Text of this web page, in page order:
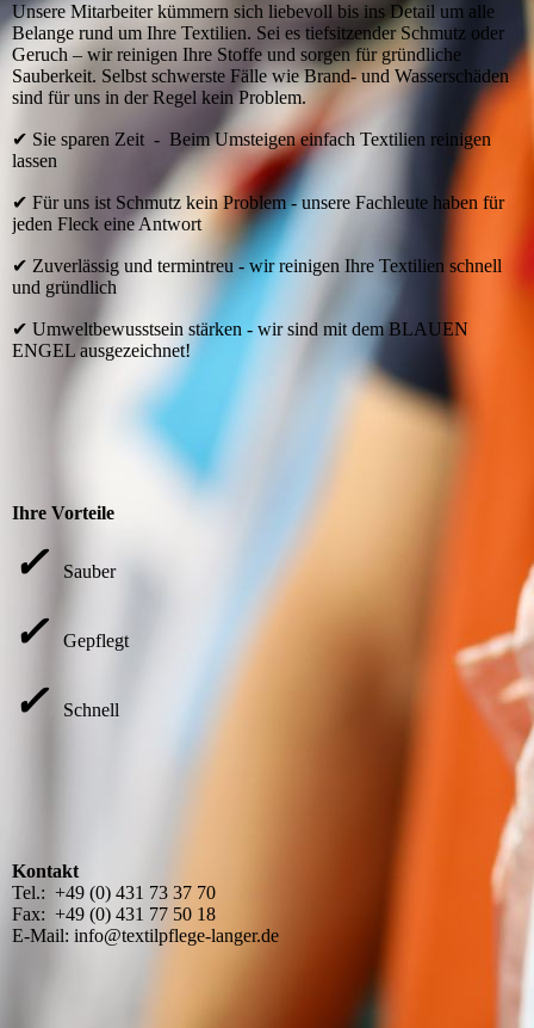
Unsere Mitarbeiter kümmern sich liebevoll bis ins Detail um alle
Belange rund um Ihre Textilien. Sei es tiefsitzender Schmutz oder
Geruch – wir reinigen Ihre Stoffe und sorgen für gründliche
Sauberkeit. Selbst schwerste Fälle wie Brand- und Wasserschäden
sind für uns in der Regel kein Problem.
✔ Sie sparen Zeit - Beim Umsteigen einfach Textilien reinigen
lassen
✔ Für uns ist Schmutz kein Problem - unsere Fachleute haben für
jeden Fleck eine Antwort
✔ Zuverlässig und termintreu - wir reinigen Ihre Textilien schnell
und gründlich
✔ Umweltbewusstsein stärken - wir sind mit dem BLAUEN
ENGEL ausgezeichnet!
Ihre Vorteile
✓ Sauber
✓ Gepflegt
✓ Schnell
Kontakt
Tel.: +49 (0) 431 73 37 70
Fax: +49 (0) 431 77 50 18
E-Mail: info@textilpflege-langer.de